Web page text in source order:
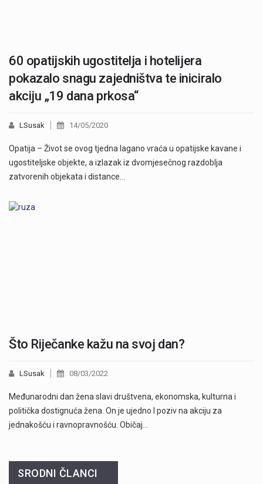
60 opatijskih ugostitelja i hotelijera
pokazalo snagu zajedništva te iniciralo
akciju „19 dana prkosa“
LSusak 14/05/2020
Opatija – Život se ovog tjedna lagano vraća u opatijske kavane i
ugostiteljske objekte, a izlazak iz dvomjesečnog razdoblja
zatvorenih objekata i distance…
Što Riječanke kažu na svoj dan?
LSusak 08/03/2022
Međunarodni dan žena slavi društvena, ekonomska, kulturna i
politička dostignuća žena. On je ujedno I poziv na akciju za
jednakošću i ravnopravnošću. Običaj…
SRODNI ČLANCI